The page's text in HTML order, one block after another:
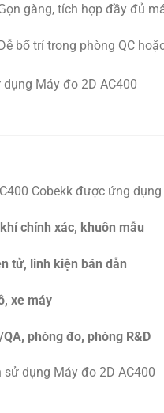
gàng, tích hợp đầy đủ
bố trí trong phòng QC
Cobekk được ứng
chính xác, khuôn mẫu
tử, linh kiện bán dẫn
xe máy
QA, phòng đo, phòng R&D